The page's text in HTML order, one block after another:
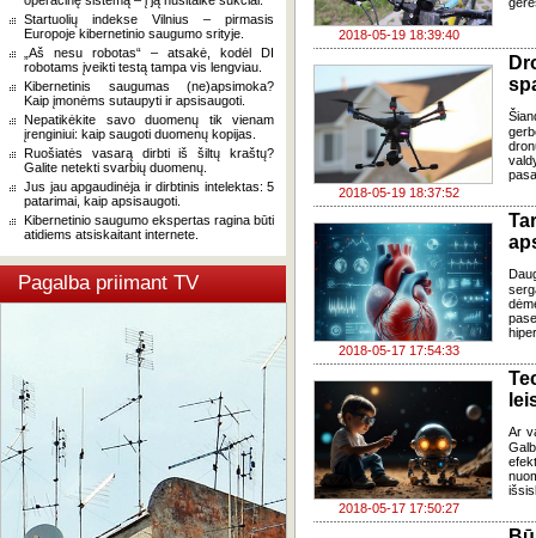
Startuolių indekse Vilnius – pirmasis
Europoje kibernetinio saugumo srityje.
„Aš nesu robotas“ – atsakė, kodėl DI
robotams įveikti testą tampa vis lengviau.
Kibernetinis saugumas (ne)apsimoka?
Kaip įmonėms sutaupyti ir apsisaugoti.
Nepatikėkite savo duomenų tik vienam
įrenginiui: kaip saugoti duomenų kopijas.
Ruošiatės vasarą dirbti iš šiltų kraštų?
Galite netekti svarbių duomenų.
Jus jau apgaudinėja ir dirbtinis intelektas: 5
patarimai, kaip apsisaugoti.
Kibernetinio saugumo ekspertas ragina būti
atidiems atsiskaitant internete.
Pagalba priimant TV
2018-05-19 18:39:40
2018-05-19 18:37:52
2018-05-17 17:54:33
2018-05-17 17:50:27
Ar